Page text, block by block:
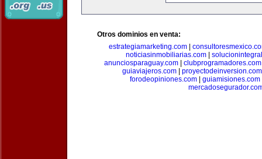
Otros dominios en venta:
estrategiamarketing.com|
noticiasinmobiliarias.com
anunciosparaguay.com
clubprogramadores.com
guiaviajeros.com| proyectodeinversion.com
forodeopiniones.com
guiamisiones.com